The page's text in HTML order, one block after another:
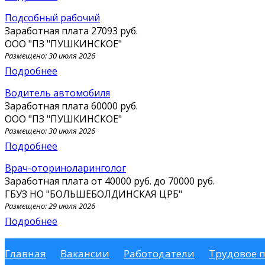
Подсобный рабочий
Заработная плата 27093 руб.
ООО "ПЗ "ПУШКИНСКОЕ"
Размещено: 30 июля 2026
Подробнее
водитель автомобиля
Заработная плата 60000 руб.
ООО "ПЗ "ПУШКИНСКОЕ"
Размещено: 30 июля 2026
Подробнее
Врач-оториноларинголог
Заработная плата от 40000 руб. до 70000 руб.
ГБУЗ НО "БОЛЬШЕБОЛДИНСКАЯ ЦРБ"
Размещено: 29 июля 2026
Подробнее
Главная Вакансии Работодатели Трудовое